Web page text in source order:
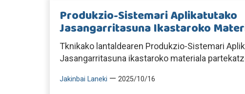
Produkzio-Sistemari Aplikatutako
Jasangarritasuna Ikastaroko
Tknikako lantaldearen Produkzio-Sistemari
Jasangarritasuna ikastaroko materiala
Jakinbai Laneki — 2025/10/16